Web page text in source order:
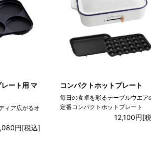
ート用 マ
ィア広がるオ
円[税込]
コンパクトホットプレート
毎日の食卓を彩るテーブルウエア
定番コンパクトホットプレート
12,100円[